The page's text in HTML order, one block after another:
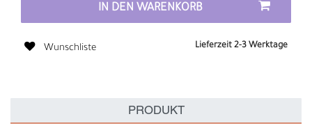
IN DEN WARENKORB
Wunschliste Lieferzeit 2-3 Werktage
PRODUKT